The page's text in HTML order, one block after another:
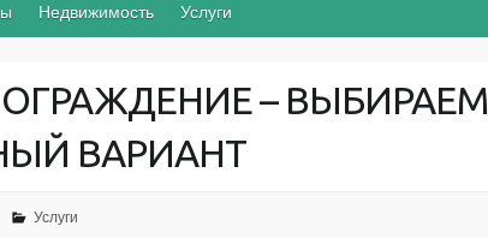
Недвижимость Услуги
– ВЫБИРАЕМ
ВАРИАНТ
Услуги